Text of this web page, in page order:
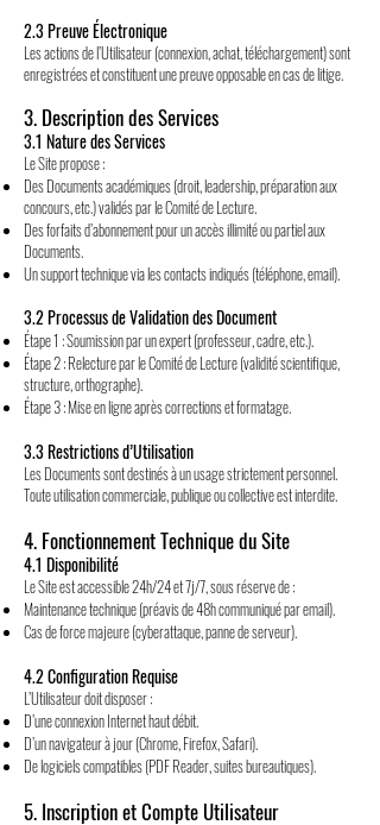
2.3 Preuve Électronique
Les actions de l’Utilisateur (connexion, achat, téléchargement) sont
enregistrées et constituent une preuve opposable en cas de litige.
3. Description des Services
3.1 Nature des Services
Le Site propose :
Des Documents académiques (droit, leadership, préparation aux
concours, etc.) validés par le Comité de Lecture.
Des forfaits d’abonnement pour un accès illimité ou partiel aux
Documents.
Un support technique via les contacts indiqués (téléphone, email).
3.2 Processus de Validation des Document
Étape 1 : Soumission par un expert (professeur, cadre, etc.).
Étape 2 : Relecture par le Comité de Lecture (validité scientifique,
structure, orthographe).
Étape 3 : Mise en ligne après corrections et formatage.
3.3 Restrictions d’Utilisation
Les Documents sont destinés à un usage strictement personnel.
Toute utilisation commerciale, publique ou collective est interdite.
4. Fonctionnement Technique du Site
4.1 Disponibilité
Le Site est accessible 24h/24 et 7j/7, sous réserve de :
Maintenance technique (préavis de 48h communiqué par email).
Cas de force majeure (cyberattaque, panne de serveur).
4.2 Configuration Requise
L’Utilisateur doit disposer :
D’une connexion Internet haut débit.
D’un navigateur à jour (Chrome, Firefox, Safari).
De logiciels compatibles (PDF Reader, suites bureautiques).
5. Inscription et Compte Utilisateur